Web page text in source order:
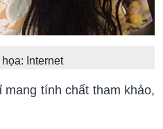
Internet
mang tính chất tham khảo,